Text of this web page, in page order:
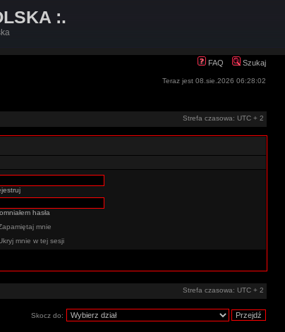
:.
FAQ Szukaj
Teraz jest 08.sie.2026 06:28:02
Strefa czasowa: UTC + 2
hasła
mnie
mnie w tej sesji
Strefa czasowa: UTC + 2
Skocz do: